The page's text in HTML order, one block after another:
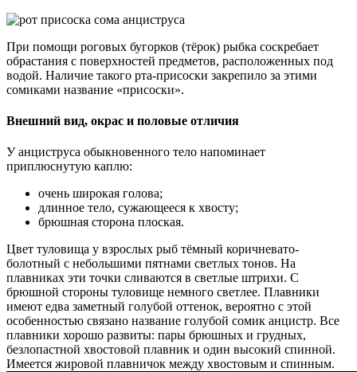
При помощи роговых бугорков (тёрок) рыбка соскребает
обрастания с поверхностей предметов, расположенных под
водой. Наличие такого рта-присоски закрепило за этими
сомиками название «присоски».
Внешний вид, окрас и половые отличия
У анциструса обыкновенного тело напоминает
приплюснутую каплю:
очень широкая голова;
длинное тело, сужающееся к хвосту;
брюшная сторона плоская.
Цвет туловища у взрослых рыб тёмный коричневато-
болотный с небольшими пятнами светлых тонов. На
плавниках эти точки сливаются в светлые штрихи. С
брюшной стороны туловище немного светлее. Плавники
имеют едва заметный голубой оттенок, вероятно с этой
особенностью связано название голубой сомик анцистр. Все
плавники хорошо развиты: пары брюшных и грудных,
безлопастной хвостовой плавник и один высокий спинной.
Имеется жировой плавничок между хвостовым и спинным.